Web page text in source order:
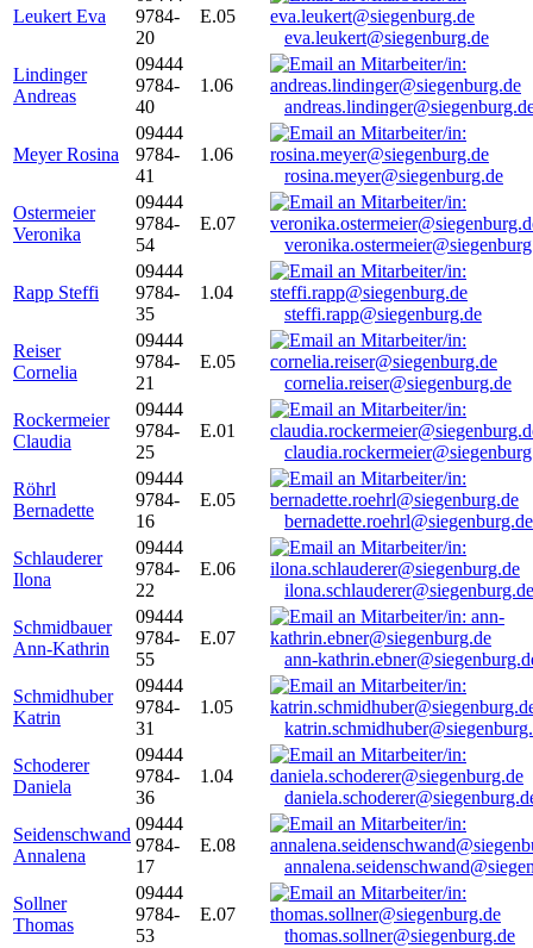
Leukert Eva
9784-
20
E.05
eva.leukert@siegenburg.de
Lindinger
Andreas
09444
9784-
40
1.06
Meyer Rosina
09444
9784-
41
1.06
rosina.meyer@siegenburg.de
Ostermeier
Veronika
09444
9784-
54
E.07
Rapp Steffi
09444
9784-
35
1.04
steffi.rapp@siegenburg.de
Reiser
Cornelia
09444
9784-
21
E.05
cornelia.reiser@siegenburg.de
Rockermeier
Claudia
09444
9784-
25
E.01
Röhrl
Bernadette
09444
9784-
16
E.05
bernadette.roehrl@siegenburg.de
Schlauderer
Ilona
09444
9784-
22
E.06
ilona.schlauderer@siegenburg.de
Schmidbauer
Ann-Kathrin
09444
9784-
55
E.07
ann-
Schmidhuber
Katrin
09444
9784-
31
1.05
Schoderer
Daniela
09444
9784-
36
1.04
Seidenschwand
Annalena
09444
9784-
17
E.08
Sollner
Thomas
09444
9784-
53
E.07
thomas.sollner@siegenburg.de